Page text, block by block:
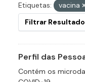
Etiquetas: vacina
Filtrar
Perfil das
Contém os